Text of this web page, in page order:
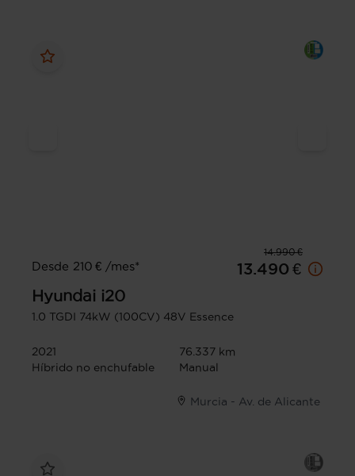
14.990 €
Desde 210 € /mes*
13.490 €
Hyundai i20
1.0 TGDI 74kW (100CV) 48V Essence
2021
76.337 km
Híbrido no enchufable
Manual
Murcia - Av. de Alicante